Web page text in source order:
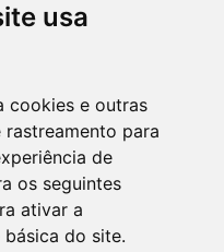
usa
cookies e outras
para
de
os seguintes
ativar a
do site.
sob uma